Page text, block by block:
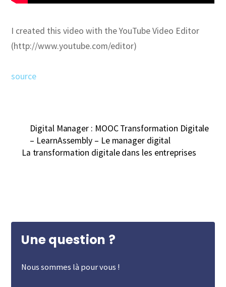
I created this video with the YouTube Video Editor
(http://www.youtube.com/editor)
source
Digital Manager : MOOC Transformation Digitale
– LearnAssembly – Le manager digital
La transformation digitale dans les entreprises
Une question ?
Nous sommes là pour vous !